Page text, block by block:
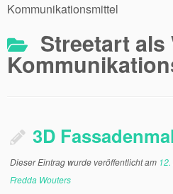
Kommunikationsmittel
Streetart als
3D
Dieser Eintrag wurde veröffentlicht am
Fredda Wouters